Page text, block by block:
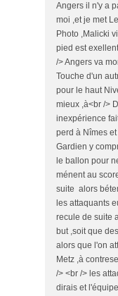
Angers il n'y a
moi ,et je met
Photo ,Malicki
pied est
/> Angers va
Touche d'un
pour le haut
mieux ,à<br />
inexpérience
perd à Nîmes
Gardien y
le ballon pour
ménent au
suite alors
les attaquants
recule de suite
but ,soit que
alors que l'on
Metz ,à
/> <br /> les
dirais et